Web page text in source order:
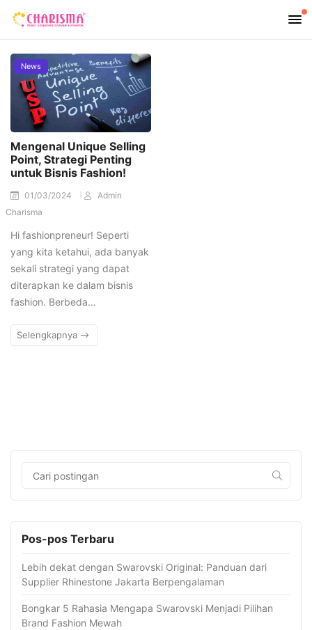
News
Mengenal Unique Selling
Point, Strategi Penting
untuk Bisnis Fashion!
01/03/2024
Admin
Charisma
Hi fashionpreneur! Seperti
yang kita ketahui, ada banyak
sekali strategi yang dapat
diterapkan ke dalam bisnis
fashion. Berbeda…
Selengkapnya
Pos-pos Terbaru
Lebih dekat dengan Swarovski Original: Panduan dari
Supplier Rhinestone Jakarta Berpengalaman
Bongkar 5 Rahasia Mengapa Swarovski Menjadi Pilihan
Brand Fashion Mewah